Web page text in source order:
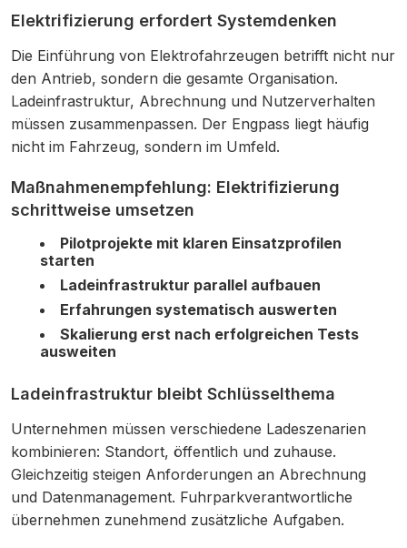
Elektrifizierung erfordert Systemdenken
Die Einführung von Elektrofahrzeugen betrifft nicht nur
den Antrieb, sondern die gesamte Organisation.
Ladeinfrastruktur, Abrechnung und Nutzerverhalten
müssen zusammenpassen. Der Engpass liegt häufig
nicht im Fahrzeug, sondern im Umfeld.
Maßnahmenempfehlung: Elektrifizierung
schrittweise umsetzen
Pilotprojekte mit klaren Einsatzprofilen
starten
Ladeinfrastruktur parallel aufbauen
Erfahrungen systematisch auswerten
Skalierung erst nach erfolgreichen Tests
ausweiten
Ladeinfrastruktur bleibt Schlüsselthema
Unternehmen müssen verschiedene Ladeszenarien
kombinieren: Standort, öffentlich und zuhause.
Gleichzeitig steigen Anforderungen an Abrechnung
und Datenmanagement. Fuhrparkverantwortliche
übernehmen zunehmend zusätzliche Aufgaben.